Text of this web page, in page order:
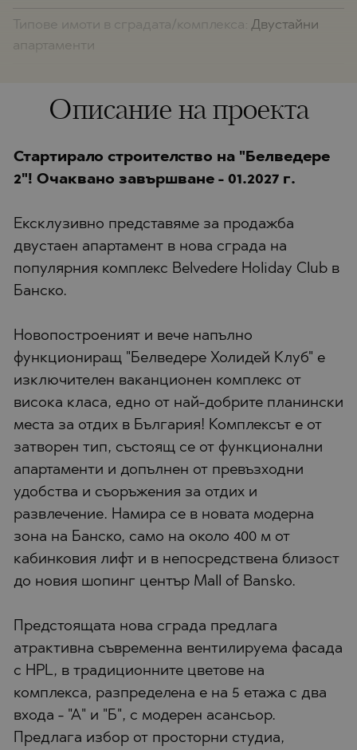
Типове имоти в сградата/комплекса: Двустайни
апартаменти
Описание на проекта
Стартирало строителство на "Белведере
2"! Очаквано завършване - 01.2027 г.
Ексклузивно представяме за продажба
двустаен апартамент в нова сграда на
популярния комплекс Belvedere Holiday Club в
Банско.
Новопостроеният и вече напълно
функциониращ "Белведере Холидей Клуб" e
изключителен ваканционен комплекс от
висока класа, едно от най-добрите планински
места за отдих в България! Комплексът е от
затворен тип, състоящ се от функционални
апартаменти и допълнен от превъзходни
удобства и съоръжения за отдих и
развлечение. Намира се в новата модерна
зона на Банско, само на около 400 м от
кабинковия лифт и в непосредствена близост
до новия шопинг център Mall of Bansko.
Предстоящата нова сграда предлага
атрактивна съвременна вентилируема фасада
с HPL, в традиционните цветове на
комплекса, разпределена е на 5 етажа с два
входа - "А" и "Б", с модерен асансьор.
Предлага избор от просторни студиа,